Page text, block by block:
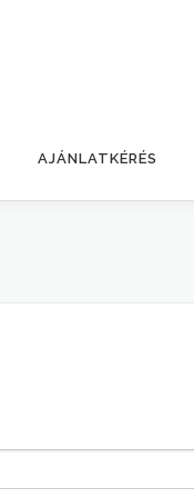
AJÁNLATKÉRÉS